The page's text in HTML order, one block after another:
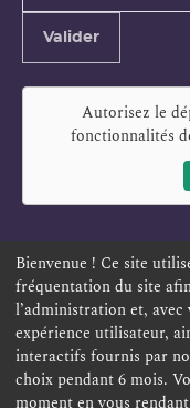
Valider
Autorisez le
fonctionnalités
ESPACE PERSONNEL
TÉLÉSERVICES
ACCESSIBILITÉ
Bienvenue ! Ce site
fréquentation du site
l’administration et,
expérience utilisateur,
interactifs fournis par
choix pendant 6 mois.
moment en vous